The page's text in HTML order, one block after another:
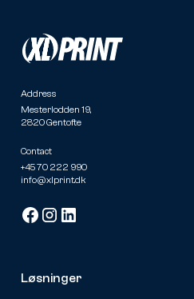
Address
Mesterlodden 19,
2820 Gentofte
Contact
+45 70 222 990
info@xlprint.dk
Løsninger